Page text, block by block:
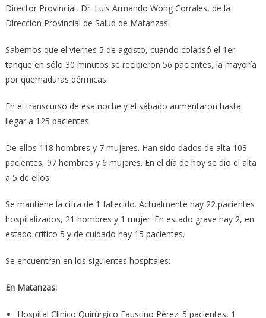
Director Provincial, Dr. Luis Armando Wong Corrales, de la
Dirección Provincial de Salud de Matanzas.
Sabemos que el viernes 5 de agosto, cuando colapsó el 1er
tanque en sólo 30 minutos se recibieron 56 pacientes, la mayoría
por quemaduras dérmicas.
En el transcurso de esa noche y el sábado aumentaron hasta
llegar a 125 pacientes.
De ellos 118 hombres y 7 mujeres. Han sido dados de alta 103
pacientes, 97 hombres y 6 mujeres. En el día de hoy se dio el alta
a 5 de ellos.
Se mantiene la cifra de 1 fallecido. Actualmente hay 22 pacientes
hospitalizados, 21 hombres y 1 mujer. En estado grave hay 2, en
estado crítico 5 y de cuidado hay 15 pacientes.
Se encuentran en los siguientes hospitales:
En Matanzas:
Hospital Clínico Quirúrgico Faustino Pérez: 5 pacientes, 1